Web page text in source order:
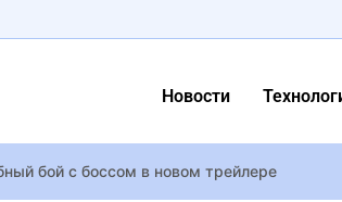
Новости
бой с боссом в новом трейлере